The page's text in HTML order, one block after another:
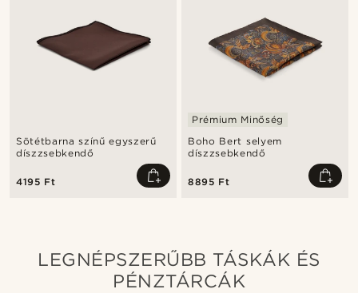
Sötétbarna színű egyszerű
díszzsebkendő
4195 Ft
Boho Bert selyem
díszzsebkendő
Prémium Minőség
8895 Ft
LEGNÉPSZERŰBB TÁSKÁK ÉS
PÉNZTÁRCÁK